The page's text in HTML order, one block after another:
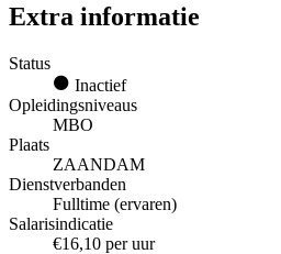
Extra informatie
Status
Inactief
Opleidingsniveaus
MBO
Plaats
ZAANDAM
Dienstverbanden
Fulltime (ervaren)
Salarisindicatie
€16,10 per uur